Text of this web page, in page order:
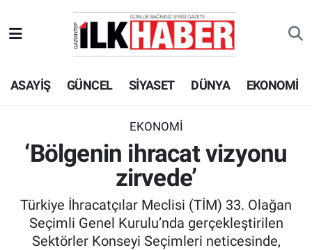
ASAYİŞ GÜNCEL SİYASET DÜNYA EKONOMİ
EKONOMİ
‘Bölgenin ihracat vizyonu
zirvede’
Türkiye İhracatçılar Meclisi (TİM) 33. Olağan
Seçimli Genel Kurulu’nda gerçekleştirilen
Sektörler Konseyi Seçimleri neticesinde,
EKONOMİ
SİYASET
SPOR
TEKNOLOJİ
ASAYİŞ
Beyoğlu Hava Durumu
Beyoğlu Trafik Yoğunluk Haritası
Süper Lig Puan Durumu ve Fikstür
Tüm Manşetler
Son Dakika Haberleri
Haber Arşivi